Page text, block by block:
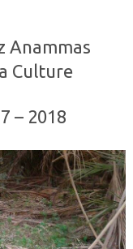
Anammas
Culture
– 2018